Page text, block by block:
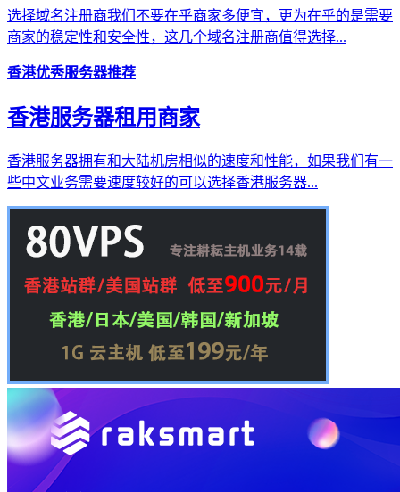
选择域名注册商我们不要在乎商家多便宜，更为在乎的是需要
商家的稳定性和安全性，这几个域名注册商值得选择...
香港优秀服务器推荐
香港服务器租用商家
香港服务器拥有和大陆机房相似的速度和性能，如果我们有一
些中文业务需要速度较好的可以选择香港服务器...